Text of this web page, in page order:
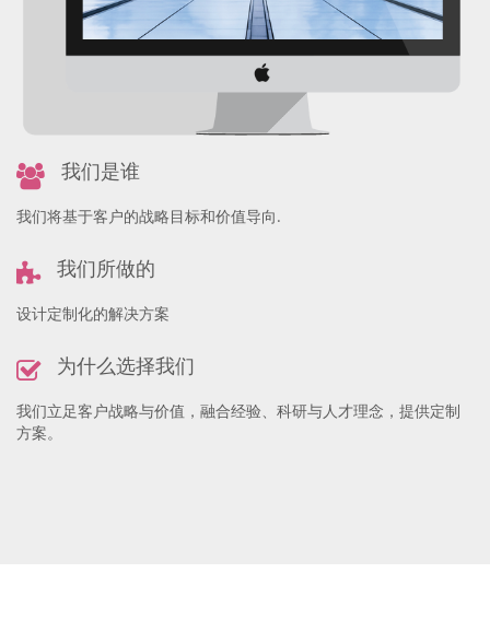
我们是谁
我们将基于客户的战略目标和价值导向.
我们所做的
设计定制化的解决方案
为什么选择我们
我们立足客户战略与价值，融合经验、科研与人才理念，提供定制
方案。